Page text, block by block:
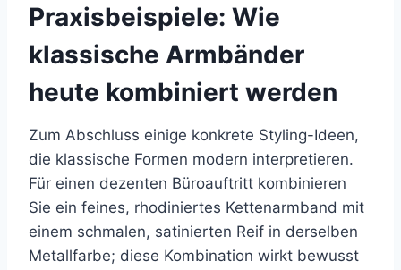
Praxisbeispiele: Wie
klassische Armbänder
heute kombiniert werden
Zum Abschluss einige konkrete Styling-Ideen,
die klassische Formen modern interpretieren.
Für einen dezenten Büroauftritt kombinieren
Sie ein feines, rhodiniertes Kettenarmband mit
einem schmalen, satinierten Reif in derselben
Metallfarbe; diese Kombination wirkt bewusst